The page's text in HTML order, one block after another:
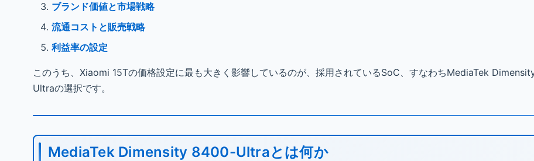
ブランド価値と市場戦略
流通コストと販売戦略
利益率の設定
このうち、Xiaomi 15Tの価格設定に最も大きく影響しているのが、採用されているSoC、すなわちMediaTek
Ultraの選択です。
MediaTek Dimensity 8400-Ultraとは何か